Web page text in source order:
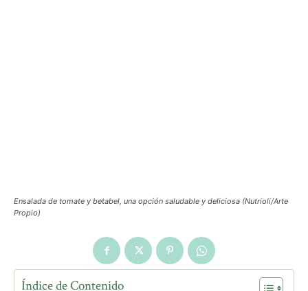
Ensalada de tomate y betabel, una opción saludable y deliciosa (Nutrioli/Arte
Propio)
Índice de Contenido